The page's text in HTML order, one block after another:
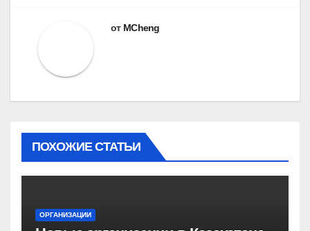
от MCheng
ПОХОЖИЕ СТАТЬИ
ОРГАНИЗАЦИИ